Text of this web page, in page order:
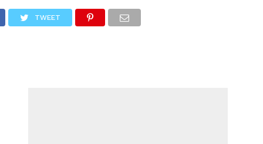
DEPORTES DENUNCIAS WHATSAPP
TWEET